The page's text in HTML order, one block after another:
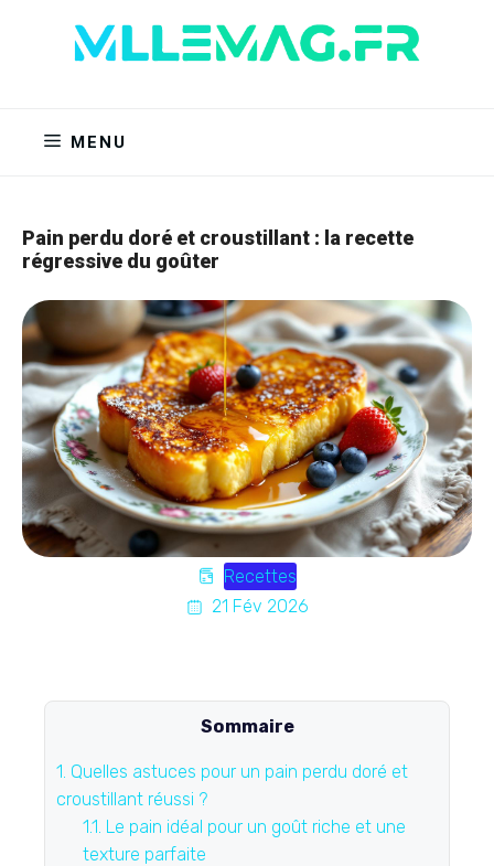
MENU
Pain perdu doré et croustillant : la recette
régressive du goûter
Recettes
21 Fév 2026
Sommaire
1. Quelles astuces pour un pain perdu doré et
croustillant réussi ?
1.1. Le pain idéal pour un goût riche et une
texture parfaite